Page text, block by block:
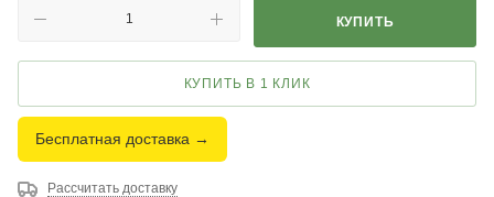
КУПИТЬ
КУПИТЬ В 1 КЛИК
Бесплатная доставка →
Рассчитать доставку